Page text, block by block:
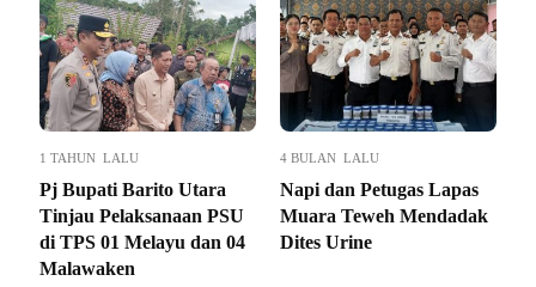
1 TAHUN LALU
Pj Bupati Barito Utara
Tinjau Pelaksanaan PSU
di TPS 01 Melayu dan 04
Malawaken
4 BULAN LALU
Napi dan Petugas Lapas
Muara Teweh Mendadak
Dites Urine